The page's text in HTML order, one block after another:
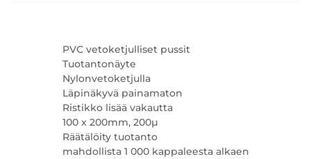
PVC vetoketjulliset pussit
Tuotantonäyte
Nylonvetoketjulla
Läpinäkyvä painamaton
Ristikko lisää vakautta
100 x 200mm, 200µ
Räätälöity tuotanto
mahdollista 1 000 kappaleesta alkaen